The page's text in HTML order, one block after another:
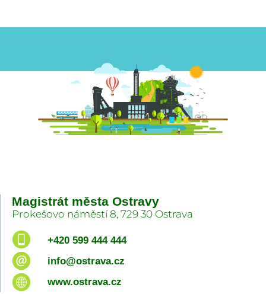
Magistrát města Ostravy
Prokešovo náměstí 8, 729 30 Ostrava
+420 599 444 444
info@ostrava.cz
www.ostrava.cz